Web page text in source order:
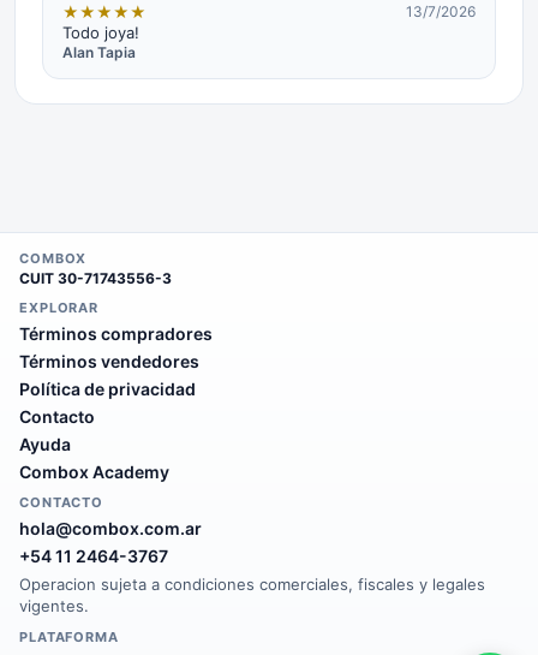
★★★★★ 13/7/2026
Todo joya!
Alan Tapia
COMBOX
CUIT 30-71743556-3
EXPLORAR
Términos compradores
Términos vendedores
Política de privacidad
Contacto
Ayuda
Combox Academy
CONTACTO
hola@combox.com.ar
+54 11 2464-3767
Operacion sujeta a condiciones comerciales, fiscales y legales
vigentes.
PLATAFORMA